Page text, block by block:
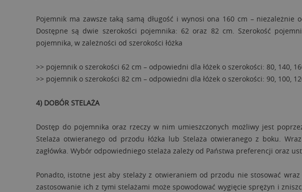
Pojemnik ma zawsze taką samą długość i wynosi ona 160 cm – niezależnie
Dostępne są dwie szerokości pojemnika: 62 oraz 82 cm. Szerokość
pojemnika, w zależności od szerokości łóżka
>> pojemnik o szerokości 62 cm – odpowiedni dla łóżek o szerokości: 80, 140,
>> pojemnik o szerokości 82 cm – odpowiedni dla łóżek o szerokości: 90, 100,
4) DOBÓR STELAŻA
Dostęp do pojemnika oraz rzeczy w nim umieszczonych możliwy jest
Stelaża otwieranego od przodu łóżka lub Stelaża otwieranego z boku.
zagłówka. Wybór odpowiedniego stelaża zależy od Państwa preferencji oraz
Ponadto, istotne jest aby stelaży z otwieraniem od przodu nie stosować
zastosowanie ich z tymi stelażami może spowodować wygięcie sprężyn i